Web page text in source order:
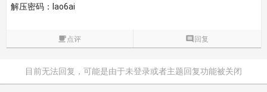
解压密码：lao6ai
点评  回复
目前无法回复，可能是由于未登录或者主题回复功能被关闭